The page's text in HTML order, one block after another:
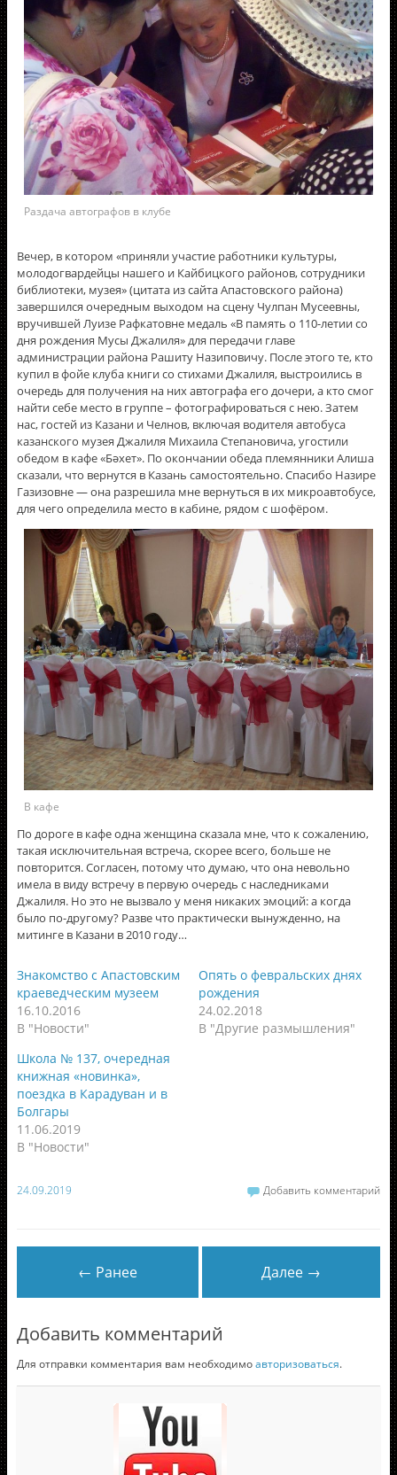
Раздача автографов в клубе
Вечер, в котором «приняли участие работники культуры,
молодогвардейцы нашего и Кайбицкого районов, сотрудники
библиотеки, музея» (цитата из сайта Апастовского района)
завершился очередным выходом на сцену Чулпан Мусеевны,
вручившей Луизе Рафкатовне медаль «В память о 110-летии со
дня рождения Мусы Джалиля» для передачи главе
администрации района Рашиту Назиповичу. После этого те, кто
купил в фойе клуба книги со стихами Джалиля, выстроились в
очередь для получения на них автографа его дочери, а кто смог
найти себе место в группе – фотографироваться с нею. Затем
нас, гостей из Казани и Челнов, включая водителя автобуса
казанского музея Джалиля Михаила Степановича, угостили
обедом в кафе «Бәхет». По окончании обеда племянники Алиша
сказали, что вернутся в Казань самостоятельно. Спасибо Назире
Газизовне — она разрешила мне вернуться в их микроавтобусе,
для чего определила место в кабине, рядом с шофёром.
В кафе
По дороге в кафе одна женщина сказала мне, что к сожалению,
такая исключительная встреча, скорее всего, больше не
повторится. Согласен, потому что думаю, что она невольно
имела в виду встречу в первую очередь с наследниками
Джалиля. Но это не вызвало у меня никаких эмоций: а когда
было по-другому? Разве что практически вынужденно, на
митинге в Казани в 2010 году…
Знакомство с Апастовским
краеведческим музеем
16.10.2016
В "Новости"
Опять о февральских днях
рождения
24.02.2018
В "Другие размышления"
Школа № 137, очередная
книжная «новинка»,
поездка в Карадуван и в
Болгары
11.06.2019
В "Новости"
24.09.2019 Добавить комментарий
← Ранее Далее →
Добавить комментарий
Для отправки комментария вам необходимоавторизоваться.